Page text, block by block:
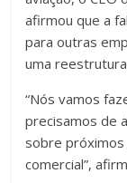
afirmou que a
para outras
uma
“Nós vamos
precisamos de
sobre
comercial”,